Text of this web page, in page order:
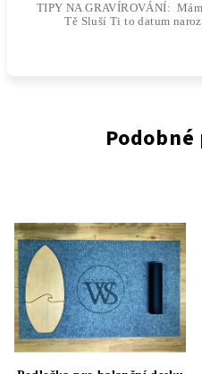
TIPY NA GRAVÍROVÁNÍ:
Tě Sluší Ti to datum